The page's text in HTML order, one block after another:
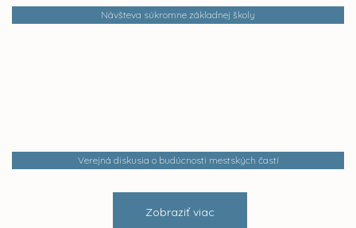
Návšteva súkromne základnej školy
Verejná diskusia o budúcnosti mestských častí
Zobraziť viac